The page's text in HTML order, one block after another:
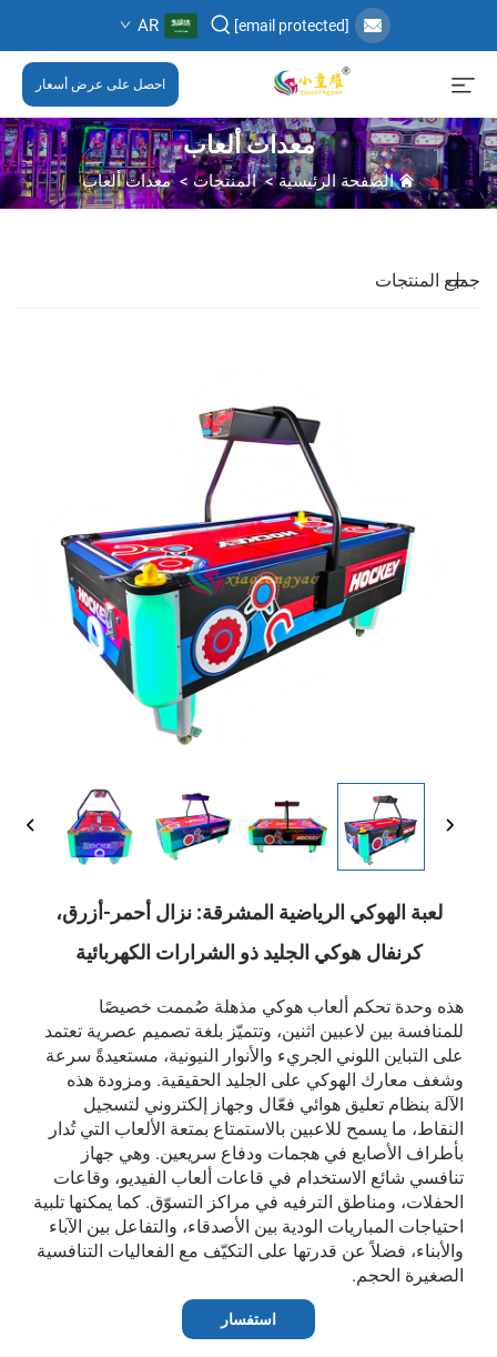
[email protected]
AR
احصل على عرض أسعار
معدات ألعاب
الصفحة الرئيسية>المنتجات >معدات ألعاب
جميع المنتجات
لعبة الهوكي الرياضية المشرقة: نزال أحمر-أزرق،
كرنفال هوكي الجليد ذو الشرارات الكهربائية
هذه وحدة تحكم ألعاب هوكي مذهلة صُممت خصيصًا
للمنافسة بين لاعبين اثنين، وتتميّز بلغة تصميم عصرية تعتمد
على التباين اللوني الجريء والأنوار النيونية، مستعيدةً سرعة
وشغف معارك الهوكي على الجليد الحقيقية. ومزودة هذه
الآلة بنظام تعليق هوائي فعّال وجهاز إلكتروني لتسجيل
النقاط، ما يسمح للاعبين بالاستمتاع بمتعة الألعاب التي تُدار
بأطراف الأصابع في هجمات ودفاع سريعين. وهي جهاز
تنافسي شائع الاستخدام في قاعات ألعاب الفيديو، وقاعات
الحفلات، ومناطق الترفيه في مراكز التسوّق. كما يمكنها تلبية
احتياجات المباريات الودية بين الأصدقاء، والتفاعل بين الآباء
والأبناء، فضلاً عن قدرتها على التكيّف مع الفعاليات التنافسية
الصغيرة الحجم.
استفسار